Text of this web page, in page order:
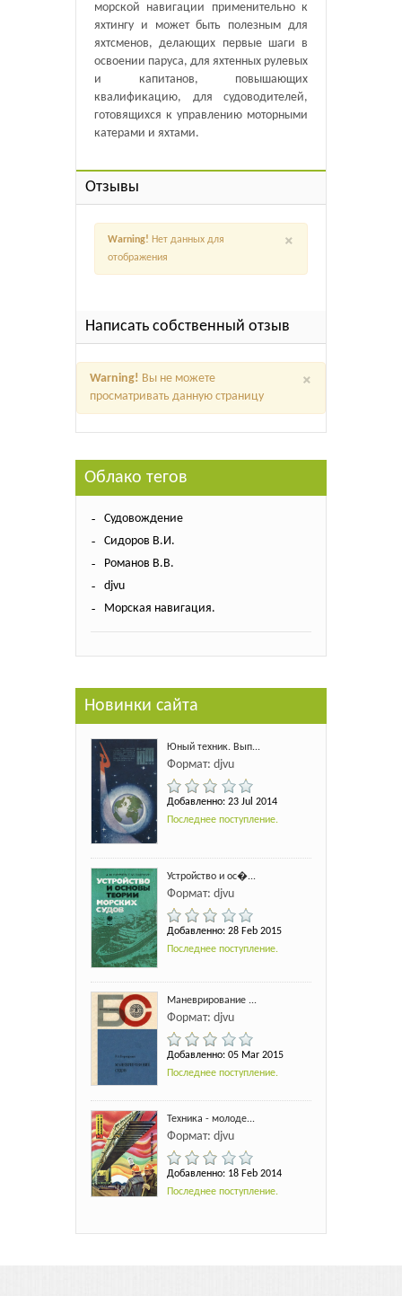
морской навигации применительно к
яхтингу и может быть полезным для
яхтсменов, делающих первые шаги в
освоении паруса, для яхтенных рулевых
и капитанов, повышающих
квалификацию, для судоводителей,
готовящихся к управлению моторными
катерами и яхтами.
Отзывы
×
Warning! Нет данных для
отображения
Написать собственный отзыв
×
Warning! Вы не можете
просматривать данную страницу
Облако тегов
Судовождение
Сидоров В.И.
Романов В.В.
djvu
Морская навигация.
Новинки сайта
Юный техник. Вып...
Формат: djvu
Добавленно: 23 Jul 2014
Последнее поступление.
Устройство и ос�...
Формат: djvu
Добавленно: 28 Feb 2015
Последнее поступление.
Маневрирование ...
Формат: djvu
Добавленно: 05 Mar 2015
Последнее поступление.
Техника - молоде...
Формат: djvu
Добавленно: 18 Feb 2014
Последнее поступление.